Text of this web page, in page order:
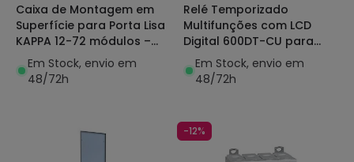
Caixa de Montagem em
Superfície para Porta Lisa
KAPPA 12-72 módulos –
Industrial/Terciário/Residencial
MAXGE
Em Stock, envio em
48/72h
Relé Temporizado
Multifunções com LCD
Digital 600DT-CU para
Aplicações Industriais,
Terciárias e Residenciais
MAXGE
Em Stock, envio em
48/72h
-12%